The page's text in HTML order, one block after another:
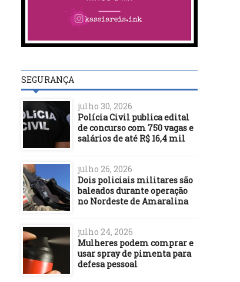
03/01/16
ACM Neto diz se preparar
para um ano mais difícil
SALVADOR
Baiano radicado na
inicia turnê mundial
documentário
em Salvador
SEGURANÇA
julho 30, 2026
Polícia Civil publica edital
de concurso com 750 vagas e
salários de até R$ 16,4 mil
julho 26, 2026
Dois policiais militares são
baleados durante operação
no Nordeste de Amaralina
julho 24, 2026
Mulheres podem comprar e
usar spray de pimenta para
defesa pessoal